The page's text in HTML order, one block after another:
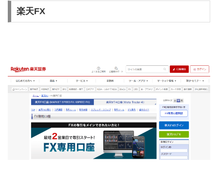
楽天FX